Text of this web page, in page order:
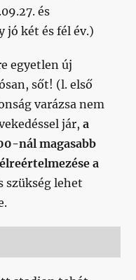
és
jó két és fél év.)
egyetlen új
sőt! (l. első
varázsa nem
jár,a
nál magasabb
a
szükség lehet